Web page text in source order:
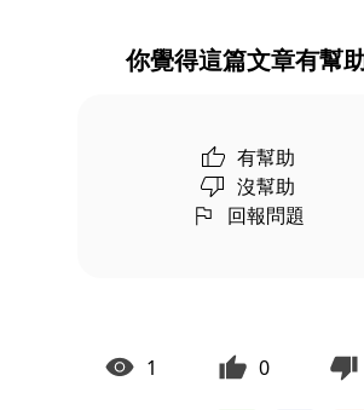
你覺得這篇文章有幫
有幫助
沒幫助
回報問題
1 0